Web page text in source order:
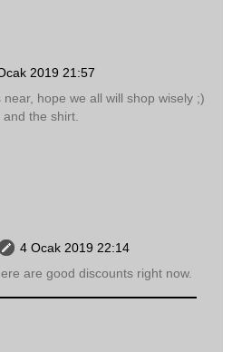
2019 21:57
hope we all will shop wisely ;)
the shirt.
4 Ocak 2019 22:14
are good discounts right now.